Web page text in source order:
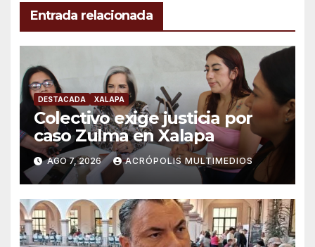
Entrada relacionada
DESTACADA XALAPA
Colectivo exige justicia por
caso Zulma en Xalapa
AGO 7, 2026 ACRÓPOLIS MULTIMEDIOS